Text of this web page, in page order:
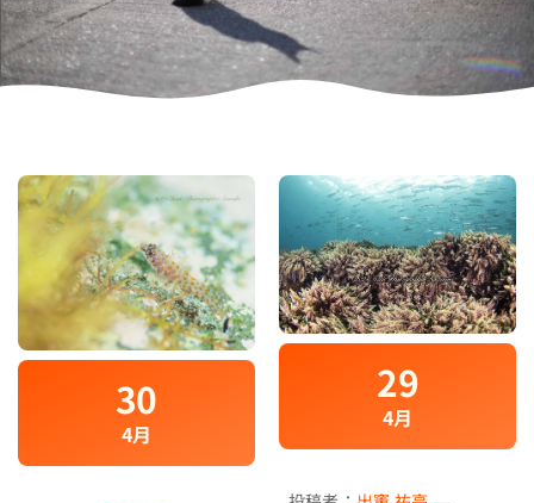
30
4月
29
4月